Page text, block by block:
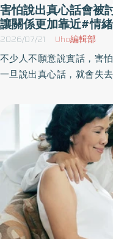
害怕說出真心話會被
讓關係更加靠近#情
2026/07/21 Uho編輯部
不少人不願意說實話，害
一旦說出真心話，就會失
感，包括憤怒、恐懼、自
原因，才有能力真正愛自